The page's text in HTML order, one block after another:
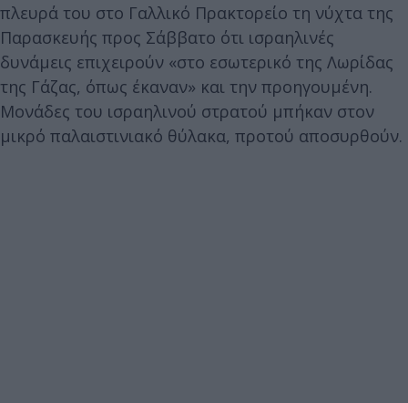
πλευρά του στο Γαλλικό Πρακτορείο τη νύχτα της
Παρασκευής προς Σάββατο ότι ισραηλινές
δυνάμεις επιχειρούν «στο εσωτερικό της Λωρίδας
της Γάζας, όπως έκαναν» και την προηγουμένη.
Μονάδες του ισραηλινού στρατού μπήκαν στον
μικρό παλαιστινιακό θύλακα, προτού αποσυρθούν.